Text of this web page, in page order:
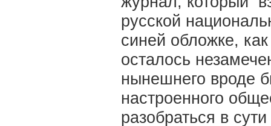
русской
синей обложке,
осталось
нынешнего вроде
настроенного
разобраться в